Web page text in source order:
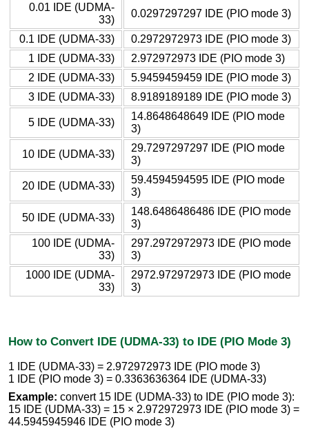
0.01 IDE (UDMA-
33)
0.0297297297 IDE (PIO mode 3)
0.1 IDE (UDMA-33)
0.2972972973 IDE (PIO mode 3)
1 IDE (UDMA-33)
2.972972973 IDE (PIO mode 3)
2 IDE (UDMA-33)
5.9459459459 IDE (PIO mode 3)
3 IDE (UDMA-33)
8.9189189189 IDE (PIO mode 3)
5 IDE (UDMA-33)
14.8648648649 IDE (PIO mode
3)
10 IDE (UDMA-33)
29.7297297297 IDE (PIO mode
3)
20 IDE (UDMA-33)
59.4594594595 IDE (PIO mode
3)
50 IDE (UDMA-33)
148.6486486486 IDE (PIO mode
3)
100 IDE (UDMA-
33)
297.2972972973 IDE (PIO mode
3)
1000 IDE (UDMA-
33)
2972.972972973 IDE (PIO mode
3)
How to Convert IDE (UDMA-33) to IDE (PIO Mode 3)
1 IDE (UDMA-33) = 2.972972973 IDE (PIO mode 3)
1 IDE (PIO mode 3) = 0.3363636364 IDE (UDMA-33)
Example: convert 15 IDE (UDMA-33) to IDE (PIO mode 3):
15 IDE (UDMA-33) = 15 × 2.972972973 IDE (PIO mode 3) =
44.5945945946 IDE (PIO mode 3)